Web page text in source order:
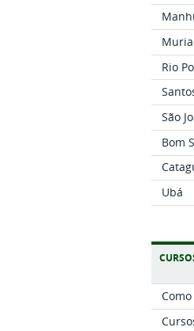
Rio
São
Bom
Ubá